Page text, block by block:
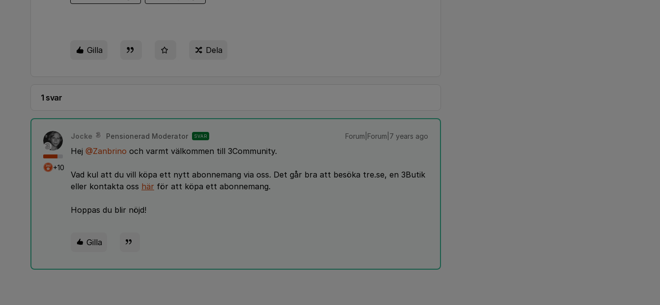
Gilla Dela
1 svar
+10
Jocke Pensionerad Moderator SVAR Forum|Forum|7 years ago
Hej @Zanbrino och varmt välkommen till 3Community.
Vad kul att du vill köpa ett nytt abonnemang via oss. Det går bra att besöka tre.se, en 3Butik
eller kontakta oss här för att köpa ett abonnemang.
Hoppas du blir nöjd!
Gilla